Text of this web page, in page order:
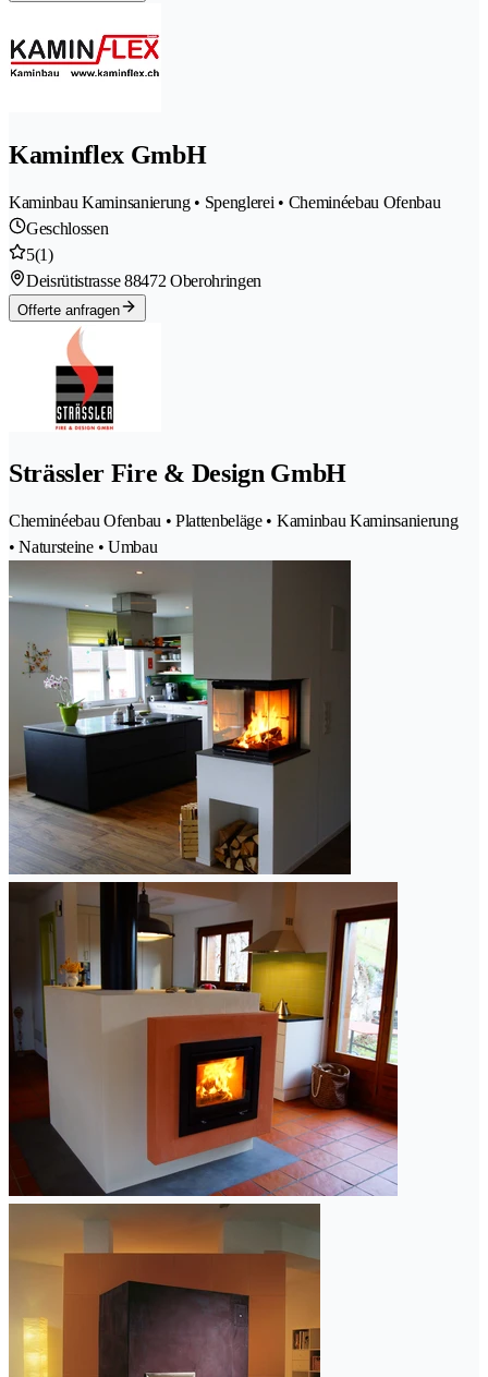
Kaminflex GmbH
Kaminbau Kaminsanierung • Spenglerei • Cheminéebau Ofenbau
Geschlossen
5(1)
Deisrütistrasse 88472 Oberohringen
Offerte anfragen
Strässler Fire & Design GmbH
Cheminéebau Ofenbau • Plattenbeläge • Kaminbau Kaminsanierung
• Natursteine • Umbau